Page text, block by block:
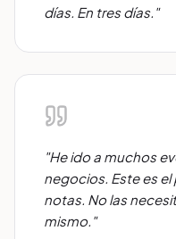
días. En tres días. "
"He ido a muchos
negocios. Este es
notas. No las
mismo. "